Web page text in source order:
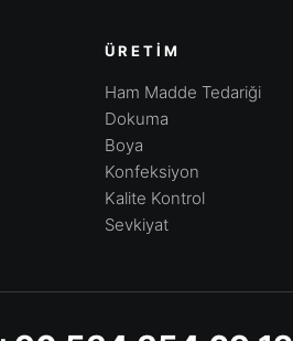
ÜRETIM
Ham Madde Tedariği
Dokuma
Boya
Konfeksiyon
Kalite Kontrol
Sevkiyat